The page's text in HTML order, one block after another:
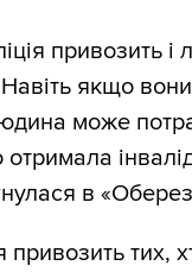
привозить і
Навіть якщо
може
в
привозить тих,